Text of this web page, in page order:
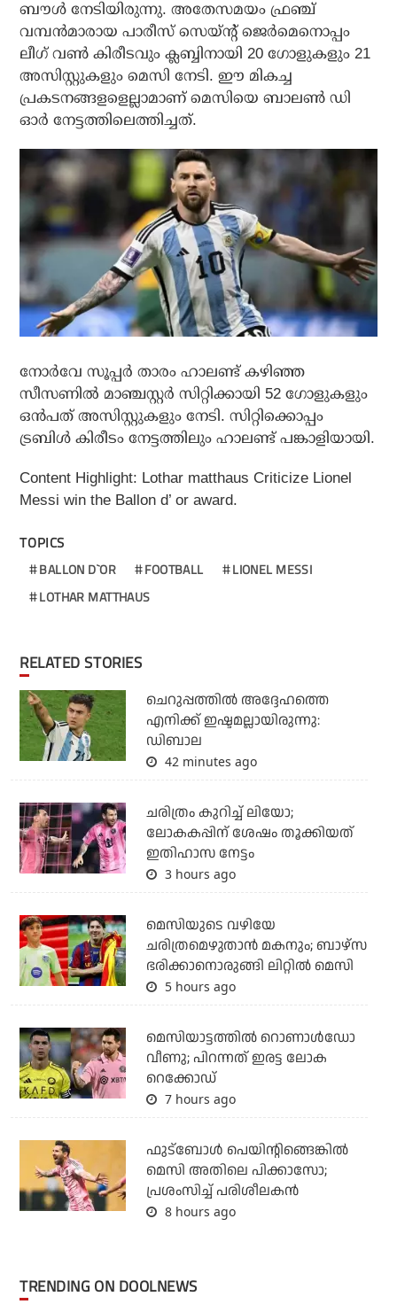
ബൗള്‍ നേടിയിരുന്നു. അതേസമയം ഫ്രഞ്ച്
വമ്പന്‍മാരായ പാരീസ് സെയ്ന്റ് ജെര്‍മെനൊപ്പം
ലീഗ് വണ്‍ കിരീടവും ക്ലബ്ബിനായി 20 ഗോളുകളും 21
അസിസ്റ്റുകളും മെസി നേടി. ഈ മികച്ച
പ്രകടനങ്ങളളെല്ലാമാണ് മെസിയെ ബാലണ്‍ ഡി
ഓര്‍ നേട്ടത്തിലെത്തിച്ചത്.
നോര്‍വേ സൂപ്പര്‍ താരം ഹാലണ്ട് കഴിഞ്ഞ
സീസണില്‍ മാഞ്ചസ്റ്റര്‍ സിറ്റിക്കായി 52 ഗോളുകളും
ഒന്‍പത് അസിസ്റ്റുകളും നേടി. സിറ്റിക്കൊപ്പം
ട്രബിള്‍ കിരീടം നേട്ടത്തിലും ഹാലണ്ട് പങ്കാളിയായി.
Content Highlight: Lothar matthaus Criticize Lionel
Messi win the Ballon d’ or award.
TOPICS
BALLON D`OR FOOTBALL
LIONEL MESSI
LOTHAR MATTHAUS
RELATED STORIES
ചെറുപ്പത്തില്‍ അദ്ദേഹത്തെ
എനിക്ക് ഇഷ്ടമല്ലായിരുന്നു:
ഡിബാല
42 minutes ago
ചരിത്രം കുറിച്ച് ലിയോ;
ലോകകപ്പിന് ശേഷം തൂക്കിയത്
ഇതിഹാസ നേട്ടം
3 hours ago
മെസിയുടെ വഴിയേ
ചരിത്രമെഴുതാന്‍ മകനും; ബാഴ്‌സ
ഭരിക്കാനൊരുങ്ങി ലിറ്റില്‍ മെസി
5 hours ago
മെസിയാട്ടത്തില്‍ റൊണാള്‍ഡോ
വീണു; പിറന്നത് ഇരട്ട ലോക
റെക്കോഡ്
7 hours ago
ഫുട്‌ബോള്‍ പെയിന്റിങ്ങെങ്കില്‍
മെസി അതിലെ പിക്കാസോ;
പ്രശംസിച്ച് പരിശീലകന്‍
8 hours ago
TRENDING ON DOOLNEWS